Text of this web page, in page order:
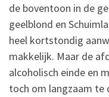
de boventoon in de
geelblond en
heel kortstondig
makkelijk. Maar de
alcoholisch einde en
toch om langzaam te